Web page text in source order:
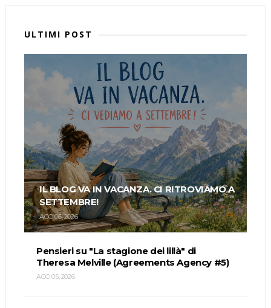
ULTIMI POST
IL BLOG VA IN VACANZA. CI RITROVIAMO A
SETTEMBRE!
AGO 06, 2026
Pensieri su "La stagione dei lillà" di
Theresa Melville (Agreements Agency #5)
AGO 05, 2026